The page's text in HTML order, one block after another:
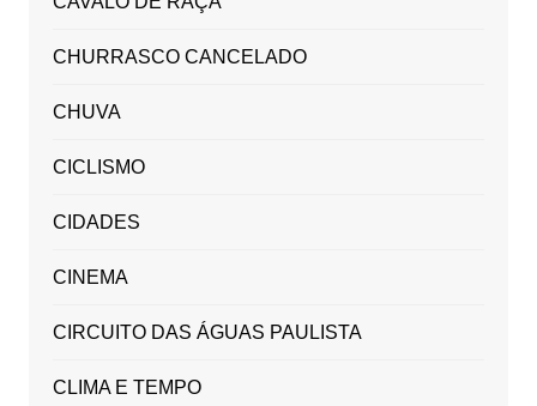
CHURRASCO CANCELADO
CHUVA
CICLISMO
CIDADES
CINEMA
CIRCUITO DAS ÁGUAS PAULISTA
CLIMA E TEMPO